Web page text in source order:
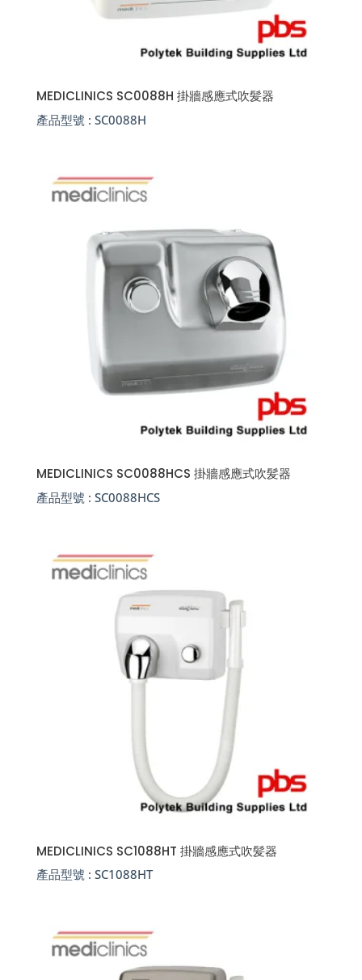
MEDICLINICS SC0088H 掛牆感應式吹髪器
產品型號 : SC0088H
MEDICLINICS SC0088HCS 掛牆感應式吹髪器
產品型號 : SC0088HCS
MEDICLINICS SC1088HT 掛牆感應式吹髪器
產品型號 : SC1088HT